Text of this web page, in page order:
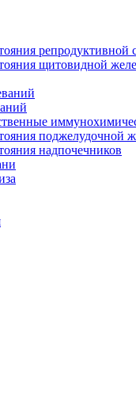
репродуктивной
щитовидной
поджелудочной
надпочечников